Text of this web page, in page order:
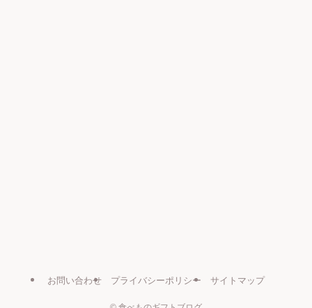
お問い合わせ プライバシーポリシー サイトマップ